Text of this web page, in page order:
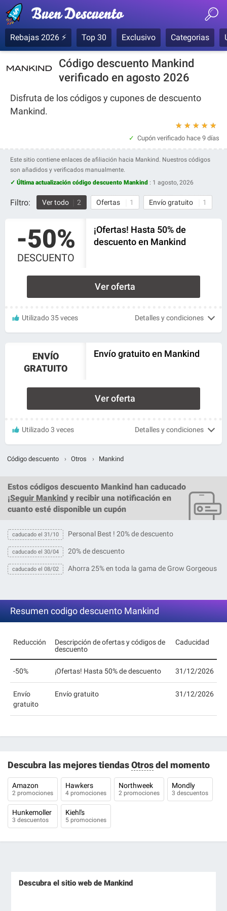
Rebajas 2026 ⚡ Top 30 Exclusivo Categorias
Código descuento Mankind
verificado en agosto 2026
Disfruta de los códigos y cupones de descuento
Mankind.
★
★
★
★
★
Cupón verificado hace 9 días
Este sitio contiene enlaces de afiliación hacia Mankind. Nuestros códigos
son añadidos y verificados manualmente.
✓ Última actualización código descuento Mankind : 1 agosto, 2026
Filtro: Ver todo 2 Ofertas 1 Envío gratuito 1
-50%
DESCUENTO
¡Ofertas! Hasta 50% de
descuento en Mankind
Ver oferta
Utilizado 35 veces Detalles y condiciones
ENVÍO
GRATUITO
Envío gratuito en Mankind
Ver oferta
Utilizado 3 veces Detalles y condiciones
Código descuento › Otros › Mankind
Estos códigos descuento Mankind han caducado
¡Seguir Mankind y recibir una notificación en
cuanto esté disponible un cupón
caducado el 31/10 Personal Best ! 20% de descuento
caducado el 30/04 20% de descuento
caducado el 08/02 Ahorra 25% en toda la gama de Grow Gorgeous
Resumen codigo descuento Mankind
Reducción
Descripción de ofertas y códigos de
descuento
Caducidad
-50% ¡Ofertas! Hasta 50% de descuento 31/12/2026
Envío
gratuito
Envío gratuito 31/12/2026
Descubra las mejores tiendasOtrosdel momento
Amazon
2 promociones
Hawkers
4 promociones
Northweek
2 promociones
Mondly
3 descuentos
Hunkemoller
3 descuentos
Kiehl's
5 promociones
Descubra el sitio web de Mankind